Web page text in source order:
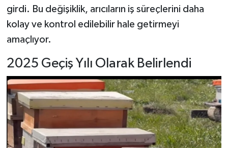
girdi. Bu değişiklik, arıcıların iş süreçlerini daha
kolay ve kontrol edilebilir hale getirmeyi
amaçlıyor.
2025 Geçiş Yılı Olarak Belirlendi
Şenpazar Haberleri
Seydiler Haberleri
Taşköprü Haberleri
Tosya Haberleri
Karadeniz Haberleri
Ulusal Haberler